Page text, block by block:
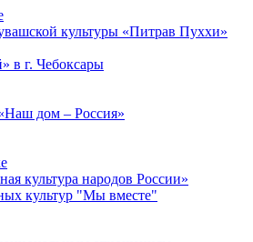
культуры «Питрав Пуххи»
в г. Чебоксары
дом – Россия»
культура народов России»
культур "Мы вместе"